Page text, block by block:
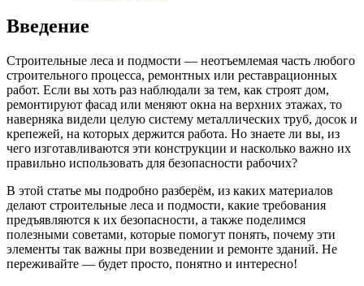
Введение
Строительные леса и подмости — неотъемлемая часть любого
строительного процесса, ремонтных или реставрационных
работ. Если вы хоть раз наблюдали за тем, как строят дом,
ремонтируют фасад или меняют окна на верхних этажах, то
наверняка видели целую систему металлических труб, досок и
крепежей, на которых держится работа. Но знаете ли вы, из
чего изготавливаются эти конструкции и насколько важно их
правильно использовать для безопасности рабочих?
В этой статье мы подробно разберём, из каких материалов
делают строительные леса и подмости, какие требования
предъявляются к их безопасности, а также поделимся
полезными советами, которые помогут понять, почему эти
элементы так важны при возведении и ремонте зданий. Не
переживайте — будет просто, понятно и интересно!